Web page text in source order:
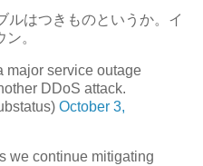
ルはつきものというか。イ
。
major service outage
DDoS attack.
October 3,
we continue mitigating